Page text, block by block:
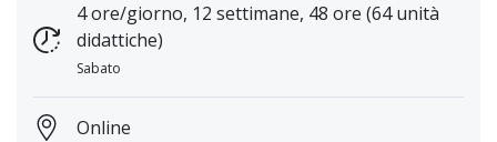
4 ore/giorno, 12 settimane, 48 ore (64 unità
didattiche)
Sabato
Online